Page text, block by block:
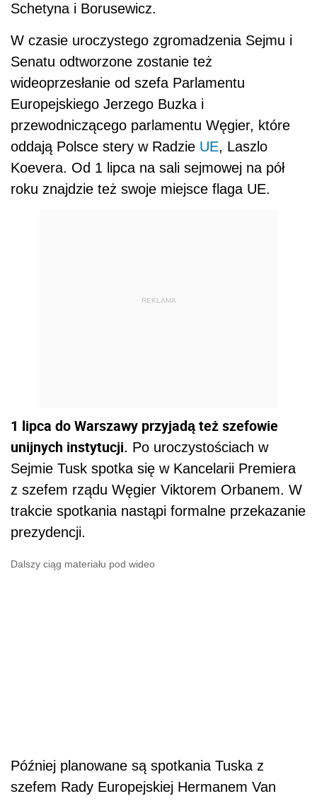
Schetyna i Borusewicz.
W czasie uroczystego zgromadzenia Sejmu i
Senatu odtworzone zostanie też
wideoprzesłanie od szefa Parlamentu
Europejskiego Jerzego Buzka i
przewodniczącego parlamentu Węgier, które
oddają Polsce stery w Radzie UE, Laszlo
Koevera. Od 1 lipca na sali sejmowej na pół
roku znajdzie też swoje miejsce flaga UE.
REKLAMA
1 lipca do Warszawy przyjadą też szefowie
unijnych instytucji. Po uroczystościach w
Sejmie Tusk spotka się w Kancelarii Premiera
z szefem rządu Węgier Viktorem Orbanem. W
trakcie spotkania nastąpi formalne przekazanie
prezydencji.
Dalszy ciąg materiału pod wideo
Później planowane są spotkania Tuska z
szefem Rady Europejskiej Hermanem Van